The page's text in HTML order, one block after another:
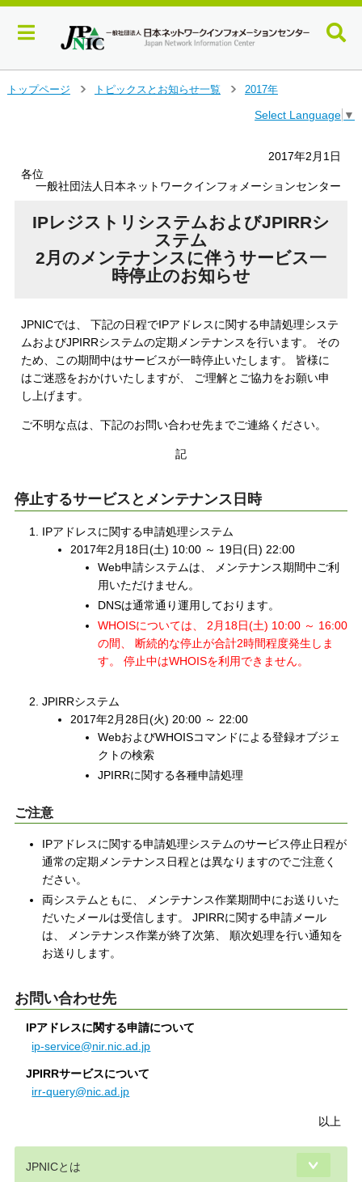
トップページ
トピックスとお知らせ一覧
2017年
Select Language ▼
2017年2月1日
各位
一般社団法人日本ネットワークインフォメーションセンター
IPレジストリシステムおよびJPIRRシ
ステム
2月のメンテナンスに伴うサービス一
時停止のお知らせ
JPNICでは、 下記の日程でIPアドレスに関する申請処理システ
ムおよびJPIRRシステムの定期メンテナンスを行います。 その
ため、この期間中はサービスが一時停止いたします。 皆様に
はご迷惑をおかけいたしますが、 ご理解とご協力をお願い申
し上げます。
ご不明な点は、下記のお問い合わせ先までご連絡ください。
記
停止するサービスとメンテナンス日時
IPアドレスに関する申請処理システム
2017年2月18日(土) 10:00 ～ 19日(日) 22:00
Web申請システムは、 メンテナンス期間中ご利
用いただけません。
DNSは通常通り運用しております。
WHOISについては、 2月18日(土) 10:00 ～ 16:00
の間、 断続的な停止が合計2時間程度発生しま
す。 停止中はWHOISを利用できません。
JPIRRシステム
2017年2月28日(火) 20:00 ～ 22:00
WebおよびWHOISコマンドによる登録オブジェ
クトの検索
JPIRRに関する各種申請処理
ご注意
IPアドレスに関する申請処理システムのサービス停止日程が
通常の定期メンテナンス日程とは異なりますのでご注意く
ださい。
両システムともに、 メンテナンス作業期間中にお送りいた
だいたメールは受信します。 JPIRRに関する申請メール
は、 メンテナンス作業が終了次第、 順次処理を行い通知を
お送りします。
お問い合わせ先
IPアドレスに関する申請について
ip-service@nir.nic.ad.jp
JPIRRサービスについて
irr-query@nic.ad.jp
以上
JPNICとは